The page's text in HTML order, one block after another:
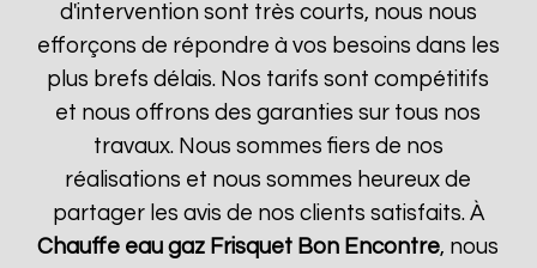
d'intervention sont très courts, nous nous
efforçons de répondre à vos besoins dans les
plus brefs délais. Nos tarifs sont compétitifs
et nous offrons des garanties sur tous nos
travaux. Nous sommes fiers de nos
réalisations et nous sommes heureux de
partager les avis de nos clients satisfaits. À
Chauffe eau gaz Frisquet Bon Encontre, nous